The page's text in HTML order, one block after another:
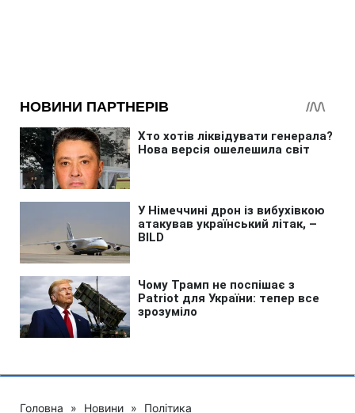
Головна » Новини » Політика